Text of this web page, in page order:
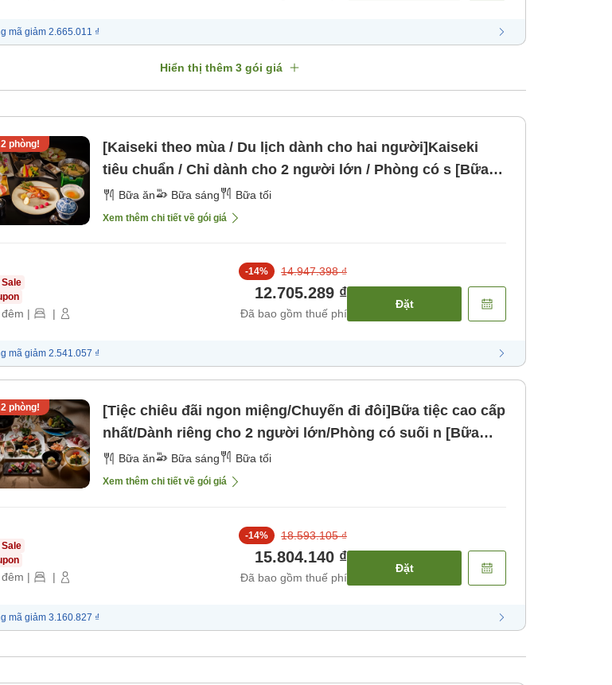
mã giảm 2.665.011 ₫
Hiển thị thêm 3 gói giá
2phòng!
[Kaiseki theo mùa / Du lịch dành cho hai người]Kaiseki
tiêu chuẩn / Chỉ dành cho 2 người lớn / Phòng có s [Bữa
sáng] [Bữa tối]
Bữa ăn Bữa sáng Bữa tối
Xem thêm chi tiết về gói giá
đêm | |
-14% 14.947.398 ₫
12.705.289 ₫
Đã bao gồm thuế phí
Đặt
mã giảm 2.541.057 ₫
2phòng!
[Tiệc chiêu đãi ngon miệng/Chuyến đi đôi]Bữa tiệc cao cấp
nhất/Dành riêng cho 2 người lớn/Phòng có suối n [Bữa
sáng] [Bữa tối]
Bữa ăn Bữa sáng Bữa tối
Xem thêm chi tiết về gói giá
đêm | |
-14% 18.593.105 ₫
15.804.140 ₫
Đã bao gồm thuế phí
Đặt
mã giảm 3.160.827 ₫